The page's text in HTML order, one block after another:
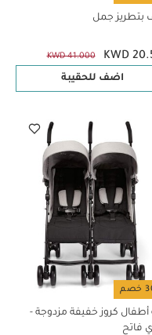
بتطريز جمل
KWD
KWD 41.000
اضف للحقيبة
أطفال كروز خفيفة مزدوجة -
فاتح